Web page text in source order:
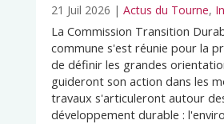
21 Juil 2026 | Actus du Tourne,
La Commission Transition
commune s'est réunie pour la
de définir les grandes
guideront son action dans les
travaux s'articuleront autour
développement durable :